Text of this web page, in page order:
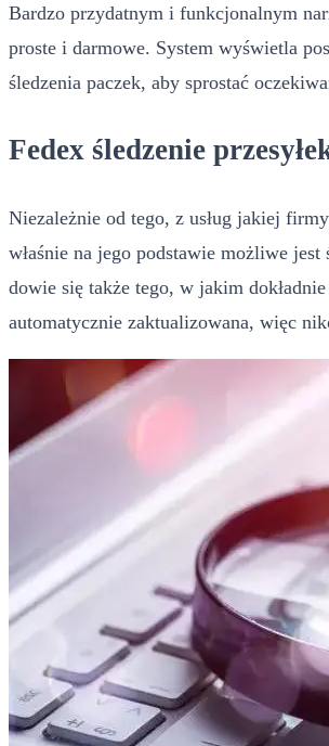
Bardzo przydatnym i funkcjonalnym
proste i darmowe. System wyświetla
śledzenia paczek, aby sprostać
Fedex śledzenie
Niezależnie od tego, z usług jakiej
właśnie na jego podstawie możliwe
dowie się także tego, w jakim
automatycznie zaktualizowana, więc